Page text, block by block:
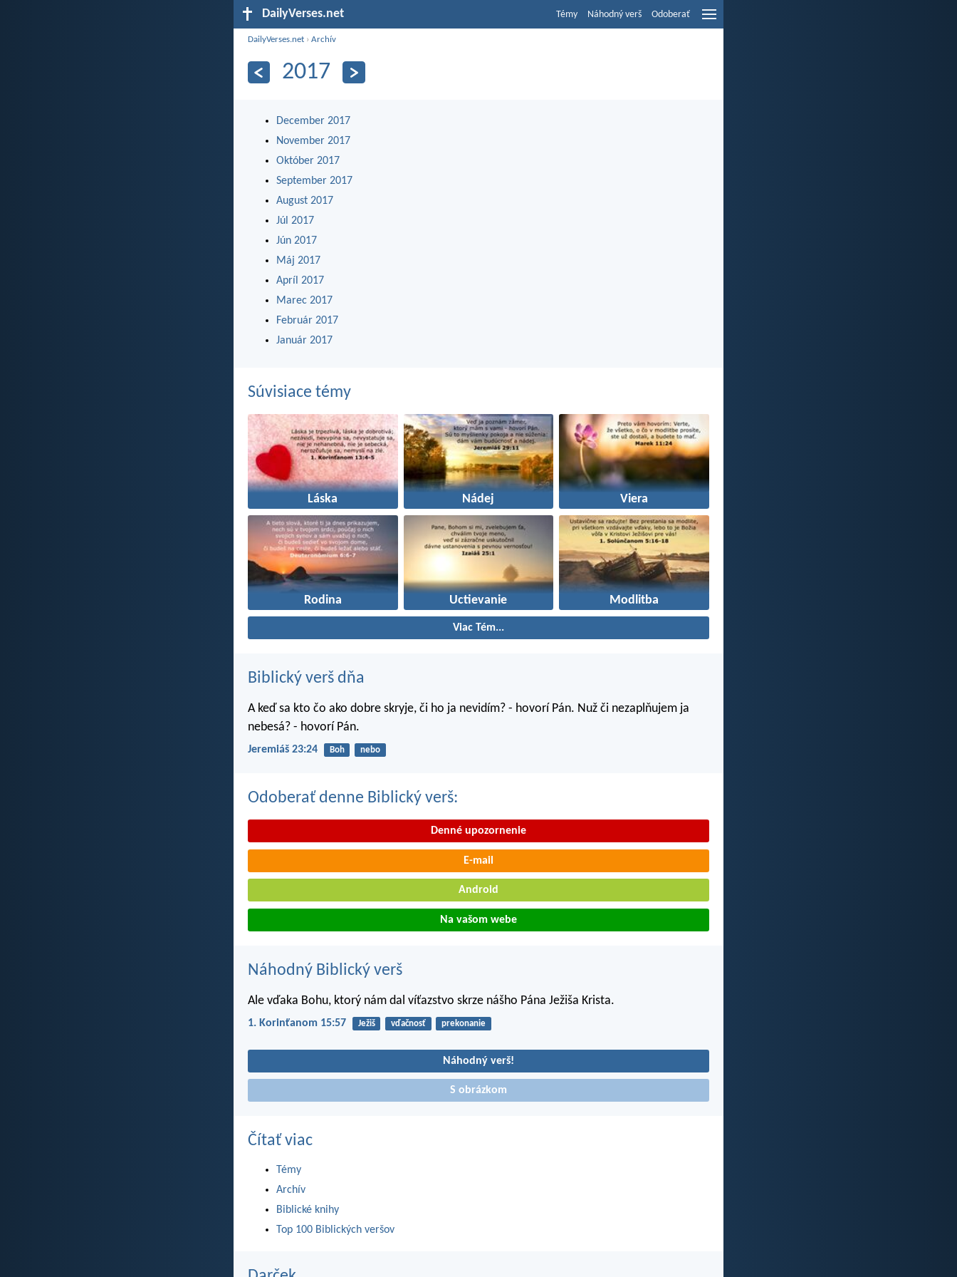
DailyVerses.net Témy Náhodný verš Odoberať
DailyVerses.net ›Archív
2017
December 2017
November 2017
Október 2017
September 2017
August 2017
Júl 2017
Jún 2017
Máj 2017
Apríl 2017
Marec 2017
Február 2017
Január 2017
Súvisiace témy
Láska Nádej Viera
Rodina Uctievanie Modlitba
Viac Tém...
Biblický verš dňa
A keď sa kto čo ako dobre skryje, či ho ja nevidím? - hovorí Pán. Nuž či nezaplňujem ja
nebesá? - hovorí Pán.
Jeremiáš 23:24 Boh nebo
Odoberať denne Biblický verš:
Denné upozornenie
E-mail
Android
Na vašom webe
Náhodný Biblický verš
Ale vďaka Bohu, ktorý nám dal víťazstvo skrze nášho Pána Ježiša Krista.
1. Korinťanom 15:57 Ježiš vďačnosť prekonanie
Náhodný verš!
S obrázkom
Čítať viac
Témy
Archív
Biblické knihy
Top 100 Biblických veršov